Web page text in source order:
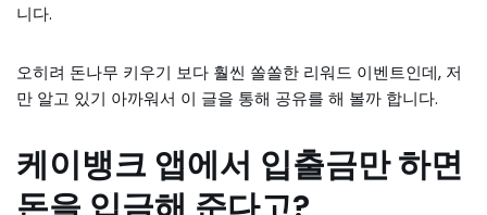
니다.
오히려 돈나무 키우기 보다 훨씬 쏠쏠한 리워드 이벤트인데, 저
만 알고 있기 아까워서 이 글을 통해 공유를 해 볼까 합니다.
케이뱅크 앱에서 입출금만 하면